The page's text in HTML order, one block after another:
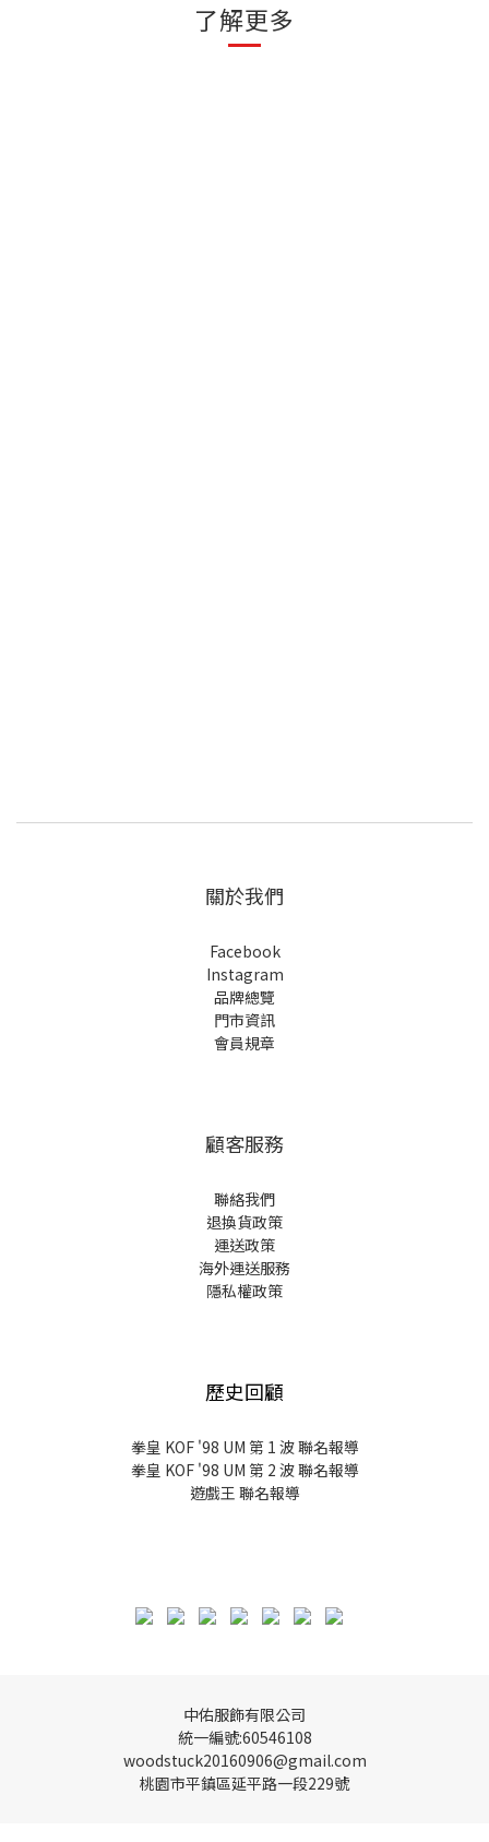
了解更多
關於我們
Facebook
Instagram
品牌總覽
門市資訊
會員規章
顧客服務
聯絡我們
退換貨政策
運送政策
海外運送服務
隱私權政策
歷史回顧
拳皇 KOF '98 UM 第 1 波 聯名報導
拳皇 KOF '98 UM 第 2 波 聯名報導
遊戲王 聯名報導
中佑服飾有限公司
統一編號:60546108
woodstuck20160906@gmail.com
桃園市平鎮區延平路一段229號